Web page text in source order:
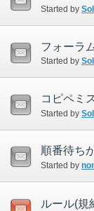
Started by
Started by
コピペミ
Started by
順番待ち
Started by
ルール(規